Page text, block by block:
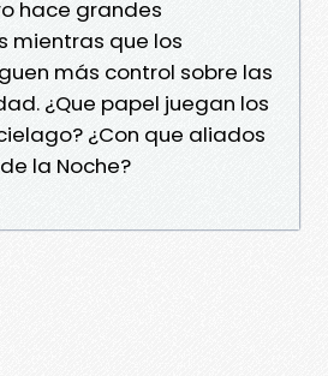
hace grandes
mientras que los
más control sobre las
¿Que papel juegan los
¿Con que aliados
la Noche?